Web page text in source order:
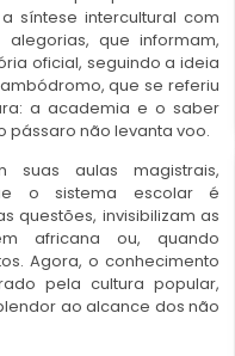
síntese intercultural com
alegorias, que informam,
oficial, seguindo a ideia
que se referiu
a academia e o saber
pássaro não levanta voo.
suas aulas magistrais,
o sistema escolar é
questões, invisibilizam as
africana ou, quando
Agora, o conhecimento
pela cultura popular,
ao alcance dos não